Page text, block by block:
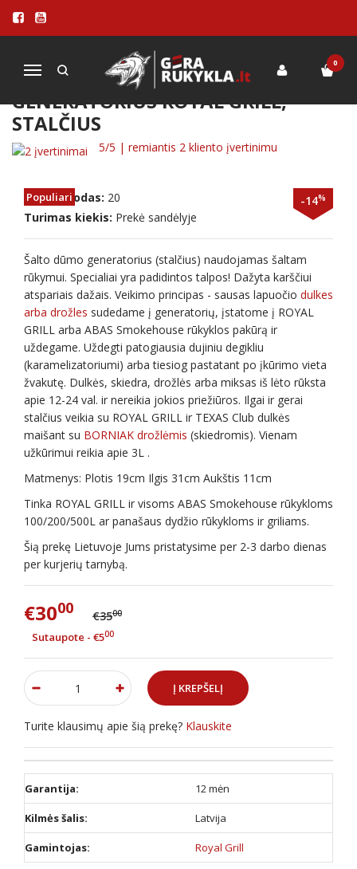
Navigacija
0
Pagrindinis
Šalto rūkymo dūmo generatorius ROYAL GRILL, stalčius
ŠALTO RŪKYMO DŪMO
GENERATORIUS ROYAL GRILL,
STALČIUS
5/5 | remiantis 2 kliento įvertinimu
Populiari -14%
Prekės kodas: 20
Turimas kiekis: Prekė sandėlyje
Šalto dūmo generatorius (stalčius) naudojamas šaltam
rūkymui. Specialiai yra padidintos talpos! Dažyta karščiui
atspariais dažais. Veikimo principas - sausas lapuočio dulkes
arba drožles sudedame į generatorių, įstatome į ROYAL
GRILL arba ABAS Smokehouse rūkyklos pakūrą ir
uždegame. Uždegti patogiausia dujiniu degikliu
(karamelizatoriumi) arba tiesiog pastatant po įkūrimo vieta
žvakutę. Dulkės, skiedra, drožlės arba miksas iš lėto rūksta
apie 12-24 val. ir nereikia jokios priežiūros. Ilgai ir gerai
stalčius veikia su ROYAL GRILL ir TEXAS Club dulkės
maišant su BORNIAK drožlėmis (skiedromis). Vienam
užkūrimui reikia apie 3L .
Matmenys: Plotis 19cm Ilgis 31cm Aukštis 11cm
Tinka ROYAL GRILL ir visoms ABAS Smokehouse rūkykloms
100/200/500L ar panašaus dydžio rūkykloms ir griliams.
Šią prekę Lietuvoje Jums pristatysime per 2-3 darbo dienas
per kurjerių tarnybą.
€3000 €3500
Sutaupote - €500
Turite klausimų apie šią prekę? Klauskite
Garantija: 12 mėn
Kilmės šalis: Latvija
Gamintojas: Royal Grill